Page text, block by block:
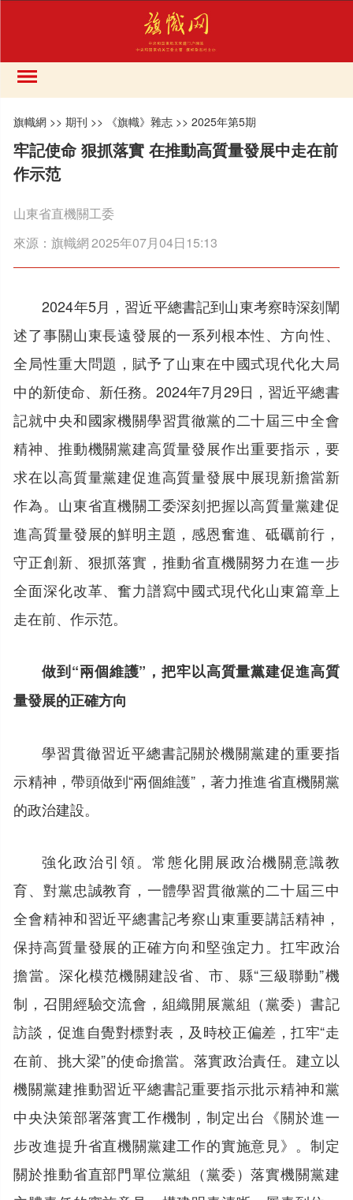
旗幟網 >>期刊 >> 《旗幟》雜志 >>2025年第5期
牢記使命 狠抓落實 在推動高質量發展中走在前
作示范
山東省直機關工委
來源：旗幟網2025年07月04日15:13
2024年5月，習近平總書記到山東考察時深刻闡
述了事關山東長遠發展的一系列根本性、方向性、
全局性重大問題，賦予了山東在中國式現代化大局
中的新使命、新任務。2024年7月29日，習近平總書
記就中央和國家機關學習貫徹黨的二十屆三中全會
精神、推動機關黨建高質量發展作出重要指示，要
求在以高質量黨建促進高質量發展中展現新擔當新
作為。山東省直機關工委深刻把握以高質量黨建促
進高質量發展的鮮明主題，感恩奮進、砥礪前行，
守正創新、狠抓落實，推動省直機關努力在進一步
全面深化改革、奮力譜寫中國式現代化山東篇章上
走在前、作示范。
做到“兩個維護”，把牢以高質量黨建促進高質
量發展的正確方向
學習貫徹習近平總書記關於機關黨建的重要指
示精神，帶頭做到“兩個維護”，著力推進省直機關黨
的政治建設。
強化政治引領。常態化開展政治機關意識教
育、對黨忠誠教育，一體學習貫徹黨的二十屆三中
全會精神和習近平總書記考察山東重要講話精神，
保持高質量發展的正確方向和堅強定力。扛牢政治
擔當。深化模范機關建設省、市、縣“三級聯動”機
制，召開經驗交流會，組織開展黨組（黨委）書記
訪談，促進自覺對標對表，及時校正偏差，扛牢“走
在前、挑大梁”的使命擔當。落實政治責任。建立以
機關黨建推動習近平總書記重要指示批示精神和黨
中央決策部署落實工作機制，制定出台《關於進一
步改進提升省直機關黨建工作的實施意見》。制定
關於推動省直部門單位黨組（黨委）落實機關黨建